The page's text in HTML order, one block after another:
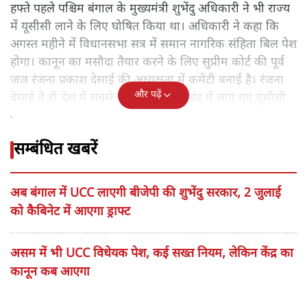
हफ्ते पहले पश्चिम बंगाल के मुख्यमंत्री शुभेंदु अधिकारी ने भी राज्य
में यूसीसी लाने के लिए घोषित किया था। अधिकारी ने कहा कि
अगस्त महीने में विधानसभा सत्र में समान नागरिक संहिता बिल पेश
होगा। कानून का मसौदा तैयार करने के लिए सुप्रीम कोर्ट की पूर्व
जज रंजना प्रकाश देसाई की अध्यक्षता में कमेटी बनाई है। रंजना
देसाई ने ही देश में सबसे पहली बार उत्तराखंड में लाए गए यूसीसी
के लिए बनी कमेटी का नेतृत्व किया था।
और पढ़ें
सम्बंधित खबरें
अब बंगाल में UCC लाएगी बीजेपी की शुभेंदु सरकार, 2 जुलाई
को कैबिनेट में आएगा ड्राफ्ट
असम में भी UCC विधेयक पेश, कई सख्त नियम, लेकिन केंद्र का
कानून कब आएगा